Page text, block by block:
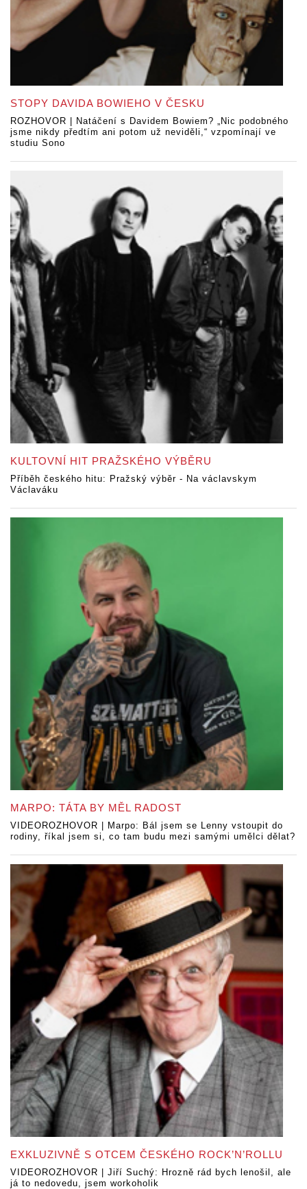
STOPY DAVIDA BOWIEHO V ČESKU
ROZHOVOR | Natáčení s Davidem Bowiem? „Nic podobného
jsme nikdy předtím ani potom už neviděli,“ vzpomínají ve
studiu Sono
KULTOVNÍ HIT PRAŽSKÉHO VÝBĚRU
Příběh českého hitu: Pražský výběr - Na václavskym
Václaváku
MARPO: TÁTA BY MĚL RADOST
VIDEOROZHOVOR | Marpo: Bál jsem se Lenny vstoupit do
rodiny, říkal jsem si, co tam budu mezi samými umělci dělat?
EXKLUZIVNĚ S OTCEM ČESKÉHO ROCK’N’ROLLU
VIDEOROZHOVOR | Jiří Suchý: Hrozně rád bych lenošil, ale
já to nedovedu, jsem workoholik